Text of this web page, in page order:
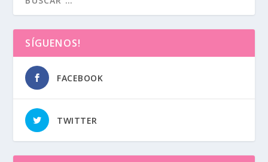
SÍGUENOS!
FACEBOOK
TWITTER